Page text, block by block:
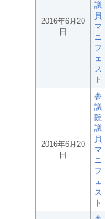
2016年6月20
日
議
員
マ
ニ
フ
ェ
ス
ト
2016年6月20
日
参
議
院
議
員
マ
ニ
フ
ェ
ス
ト